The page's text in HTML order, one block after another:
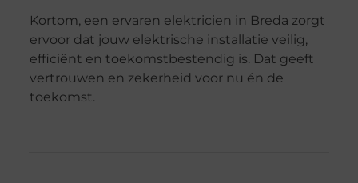
Kortom, een ervaren elektricien in Breda zorgt
ervoor dat jouw elektrische installatie veilig,
efficiënt en toekomstbestendig is. Dat geeft
vertrouwen en zekerheid voor nu én de
toekomst.